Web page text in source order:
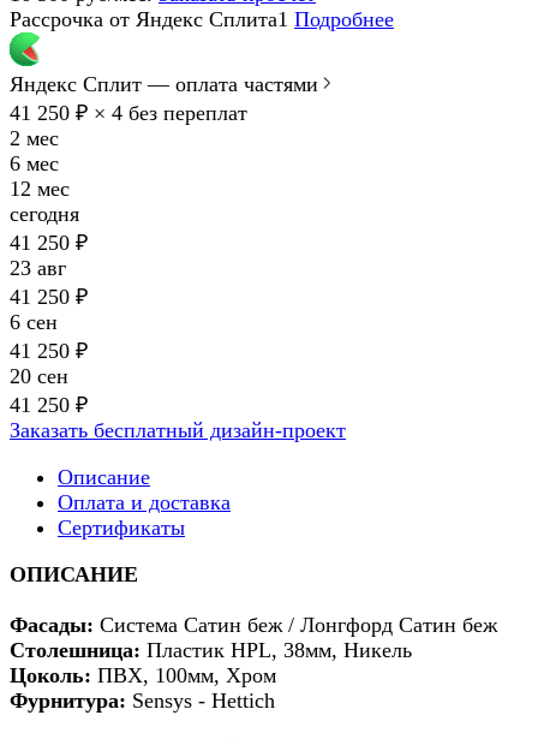
Рассрочка от Яндекс Сплита1 Подробнее
Яндекс Сплит — оплата частями
41 250 ₽ × 4 без переплат
2 мес
6 мес
12 мес
сегодня
41 250 ₽
23 авг
41 250 ₽
6 сен
41 250 ₽
20 сен
41 250 ₽
Заказать бесплатный дизайн-проект
Описание
Оплата и доставка
Сертификаты
ОПИСАНИЕ
Фасады: Система Сатин беж / Лонгфорд Сатин беж
Столешница: Пластик HPL, 38мм, Никель
Цоколь: ПВХ, 100мм, Хром
Фурнитура: Sensys - Hettich